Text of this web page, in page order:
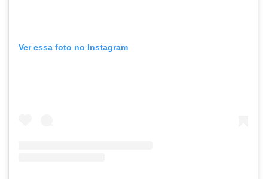
Ver essa foto no Instagram